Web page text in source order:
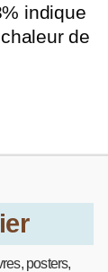
indique
de
posters,